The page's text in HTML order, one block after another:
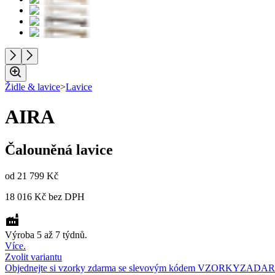
Židle & lavice>Lavice
AIRA
Čalouněná lavice
od 21 799 Kč
18 016 Kč bez DPH
Výroba 5 až 7 týdnů.
Více.
Zvolit variantu
Objednejte si vzorky zdarma se slevovým kódem